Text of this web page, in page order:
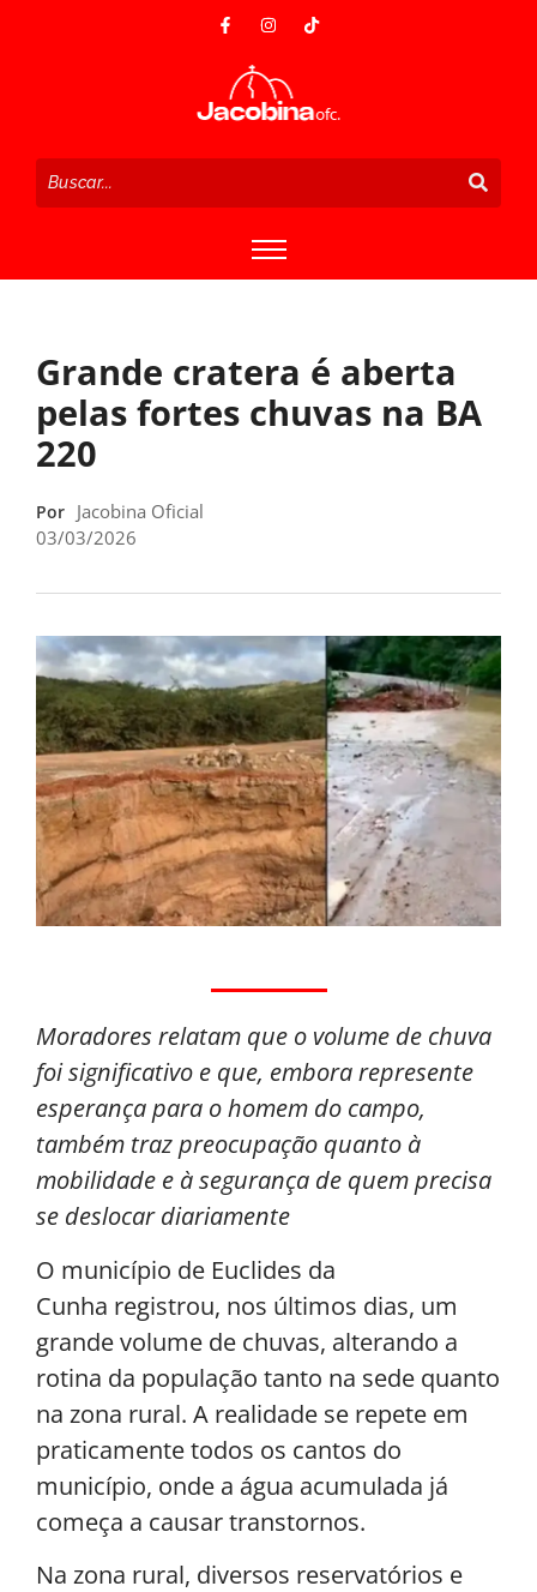
Grande cratera é aberta
pelas fortes chuvas na BA
220
Por Jacobina Oficial
03/03/2026
Moradores relatam que o volume de chuva
foi significativo e que, embora represente
esperança para o homem do campo,
também traz preocupação quanto à
mobilidade e à segurança de quem precisa
se deslocar diariamente
O município de Euclides da
Cunha registrou, nos últimos dias, um
grande volume de chuvas, alterando a
rotina da população tanto na sede quanto
na zona rural. A realidade se repete em
praticamente todos os cantos do
município, onde a água acumulada já
começa a causar transtornos.
Na zona rural, diversos reservatórios e